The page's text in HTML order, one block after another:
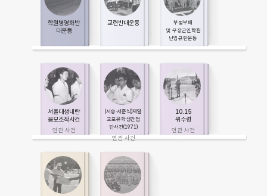
학원병영화반
대운동
교련반대운동
부정부패
및 무장군인학원
난입규탄운동
서울대생내란
음모조작사건
(서승·서준식)재일
교포유학생간첩
단사건(1971)
10.15
위수령